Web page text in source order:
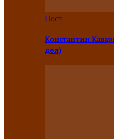
Пост
Константин
дел)